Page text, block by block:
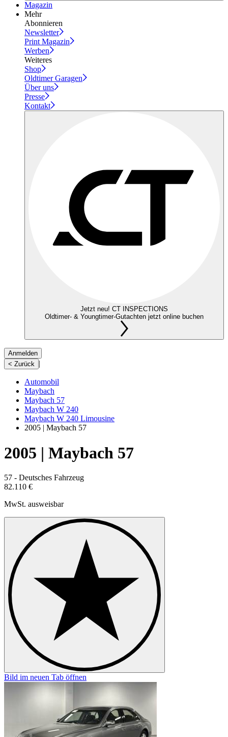
Magazin
Mehr
Abonnieren
Newsletter
Print Magazin
Werben
Weiteres
Shop
Oldtimer Garagen
Über uns
Presse
Kontakt
Jetzt neu! CT INSPECTIONS
Oldtimer- & Youngtimer-Gutachten jetzt online buchen
Anmelden
< Zurück |
Automobil
Maybach
Maybach 57
Maybach W 240
Maybach W 240 Limousine
2005 | Maybach 57
2005 | Maybach 57
57 - Deutsches Fahrzeug
82.110 €
MwSt. ausweisbar
Bild im neuen Tab öffnen